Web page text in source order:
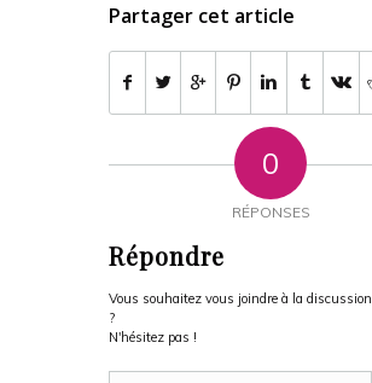
Partager cet article
0
RÉPONSES
Répondre
Vous souhaitez vous joindre à la discussion
?
N'hésitez pas !